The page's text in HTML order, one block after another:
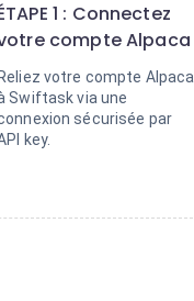
1 : Connectez
compte Alpaca
Reliez votre compte Alpaca
Swiftask via une
sécurisée par
key.